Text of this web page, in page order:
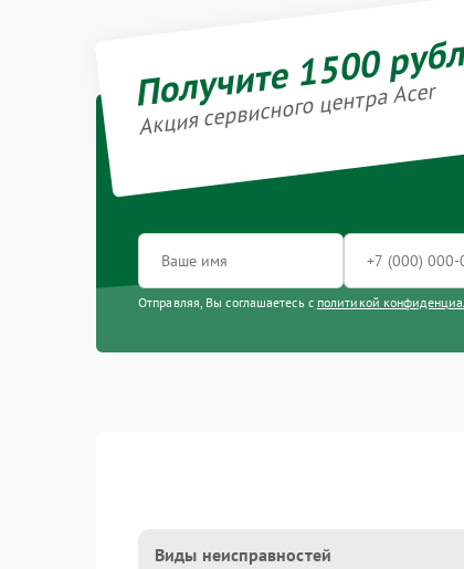
Получите 1500
Акция сервисного центра Acer
Отправляя, Вы соглашаетесь с политикой
Виды неисправностей